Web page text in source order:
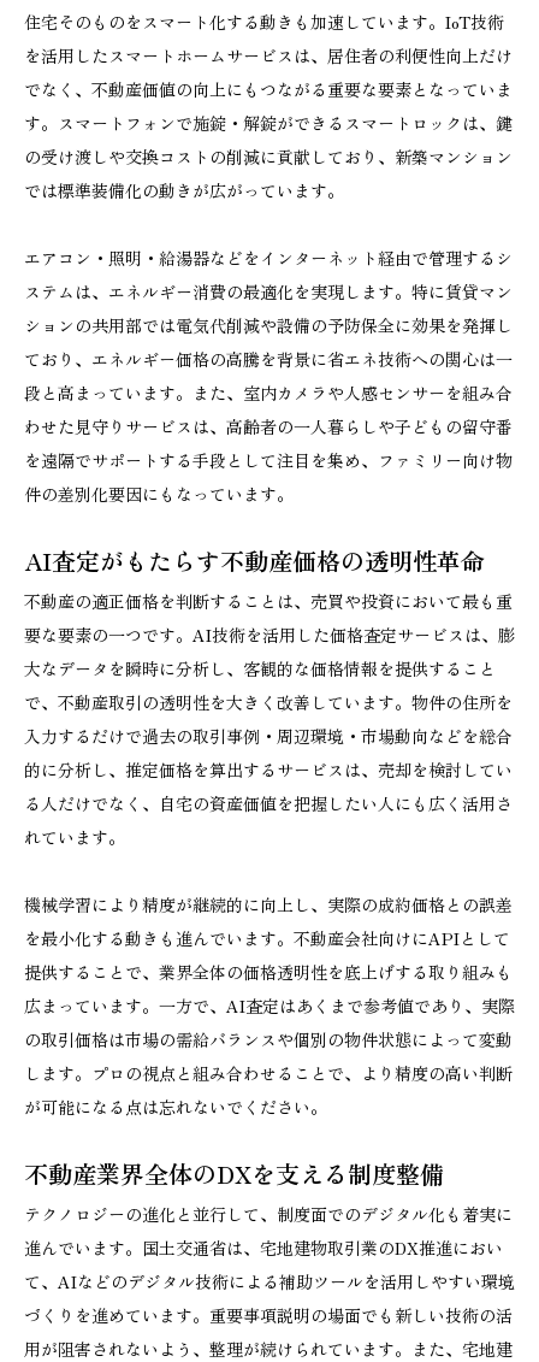
住宅そのものをスマート化する動きも加速しています。IoT技術
を活用したスマートホームサービスは、居住者の利便性向上だけ
でなく、不動産価値の向上にもつながる重要な要素となっていま
す。スマートフォンで施錠・解錠ができるスマートロックは、鍵
の受け渡しや交換コストの削減に貢献しており、新築マンション
では標準装備化の動きが広がっています。
エアコン・照明・給湯器などをインターネット経由で管理するシ
ステムは、エネルギー消費の最適化を実現します。特に賃貸マン
ションの共用部では電気代削減や設備の予防保全に効果を発揮し
ており、エネルギー価格の高騰を背景に省エネ技術への関心は一
段と高まっています。また、室内カメラや人感センサーを組み合
わせた見守りサービスは、高齢者の一人暮らしや子どもの留守番
を遠隔でサポートする手段として注目を集め、ファミリー向け物
件の差別化要因にもなっています。
AI査定がもたらす不動産価格の透明性革命
不動産の適正価格を判断することは、売買や投資において最も重
要な要素の一つです。AI技術を活用した価格査定サービスは、膨
大なデータを瞬時に分析し、客観的な価格情報を提供すること
で、不動産取引の透明性を大きく改善しています。物件の住所を
入力するだけで過去の取引事例・周辺環境・市場動向などを総合
的に分析し、推定価格を算出するサービスは、売却を検討してい
る人だけでなく、自宅の資産価値を把握したい人にも広く活用さ
れています。
機械学習により精度が継続的に向上し、実際の成約価格との誤差
を最小化する動きも進んでいます。不動産会社向けにAPIとして
提供することで、業界全体の価格透明性を底上げする取り組みも
広まっています。一方で、AI査定はあくまで参考値であり、実際
の取引価格は市場の需給バランスや個別の物件状態によって変動
します。プロの視点と組み合わせることで、より精度の高い判断
が可能になる点は忘れないでください。
不動産業界全体のDXを支える制度整備
テクノロジーの進化と並行して、制度面でのデジタル化も着実に
進んでいます。国土交通省は、宅地建物取引業のDX推進におい
て、AIなどのデジタル技術による補助ツールを活用しやすい環境
づくりを進めています。重要事項説明の場面でも新しい技術の活
用が阻害されないよう、整理が続けられています。また、宅地建